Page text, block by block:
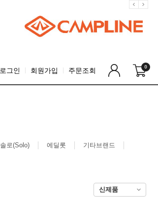
로그인 회원가입 주문조회 0
솔로(Solo) 에딜롯 기타브랜드